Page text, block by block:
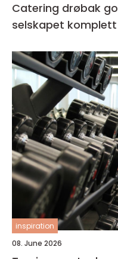
Catering drøbak god mat som gjør
selskapet komplett
inspiration
08. June 2026